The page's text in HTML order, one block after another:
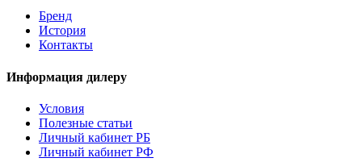
Бренд
История
Контакты
Информация дилеру
Условия
Полезные статьи
Личный кабинет РБ
Личный кабинет РФ